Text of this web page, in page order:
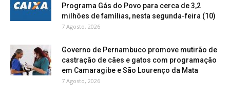
Programa Gás do Povo para cerca de 3,2
milhões de famílias, nesta segunda-feira (10)
7 Agosto, 2026
Governo de Pernambuco promove mutirão de
castração de cães e gatos com programação
em Camaragibe e São Lourenço da Mata
7 Agosto, 2026